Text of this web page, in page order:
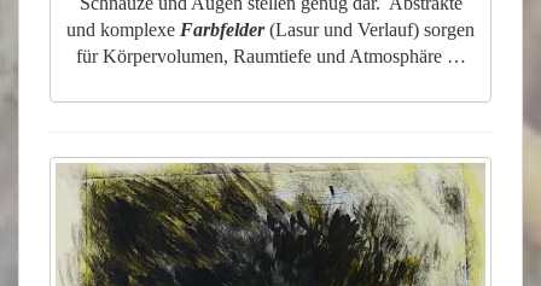
und komplexe Farbfelder(Lasur und Verlauf) sorgen
für Körpervolumen, Raumtiefe und Atmosphäre …